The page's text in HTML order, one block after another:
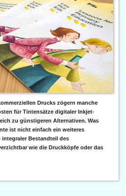
Drucks zögern manche
für Tintensätze digitaler Inkjet-
zu günstigeren Alternativen. Was
ist nicht einfach ein weiteres
integraler Bestandteil des
wie die Druckköpfe oder das